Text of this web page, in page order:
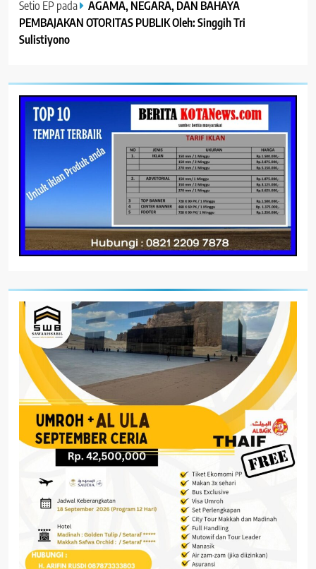
Setio EP pada
AGAMA, NEGARA, DAN BAHAYA
PEMBAJAKAN OTORITAS PUBLIK Oleh: Singgih Tri
Sulistiyono